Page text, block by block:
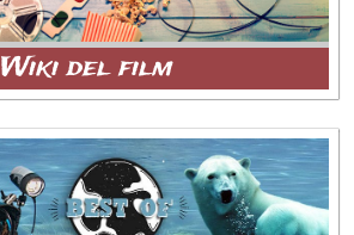
Wiki del film